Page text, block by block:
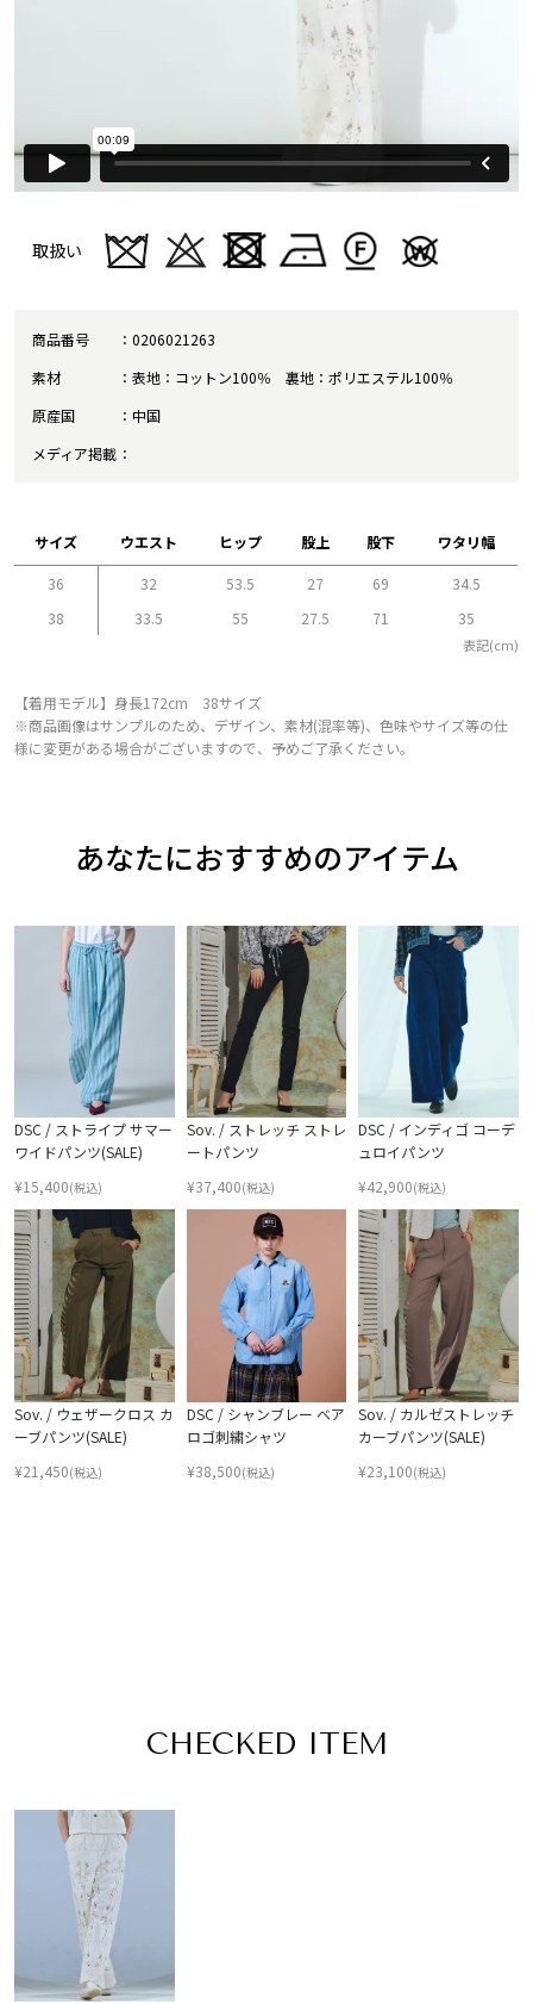
取扱い
商品番号
0206021263
素材
表地：コットン100％ 裏地：ポリエステル100％
原産国
中国
メディア掲載
サイズ ウエスト ヒップ 股上 股下 ワタリ幅
36 32 53.5 27 69
34.5
38
33.5 55 27.5 71 35
表記(cm)
【着用モデル】身長172cm 38サイズ
※商品画像はサンプルのため、デザイン、素材(混率等)、色味やサイズ等の仕
様に変更がある場合がございますので、予めご了承ください。
あなたにおすすめのアイテム
DSC / ストライプ サマー
ワイドパンツ(SALE)
¥15,400(税込)
Sov. / ストレッチ ストレ
ートパンツ
¥37,400(税込)
DSC / インディゴ コーデ
ュロイパンツ
¥42,900(税込)
Sov. / ウェザークロス カ
ーブパンツ(SALE)
¥21,450(税込)
DSC / シャンブレー ベア
ロゴ刺繍シャツ
¥38,500(税込)
Sov. / カルゼストレッチ
カーブパンツ(SALE)
¥23,100(税込)
CHECKED ITEM